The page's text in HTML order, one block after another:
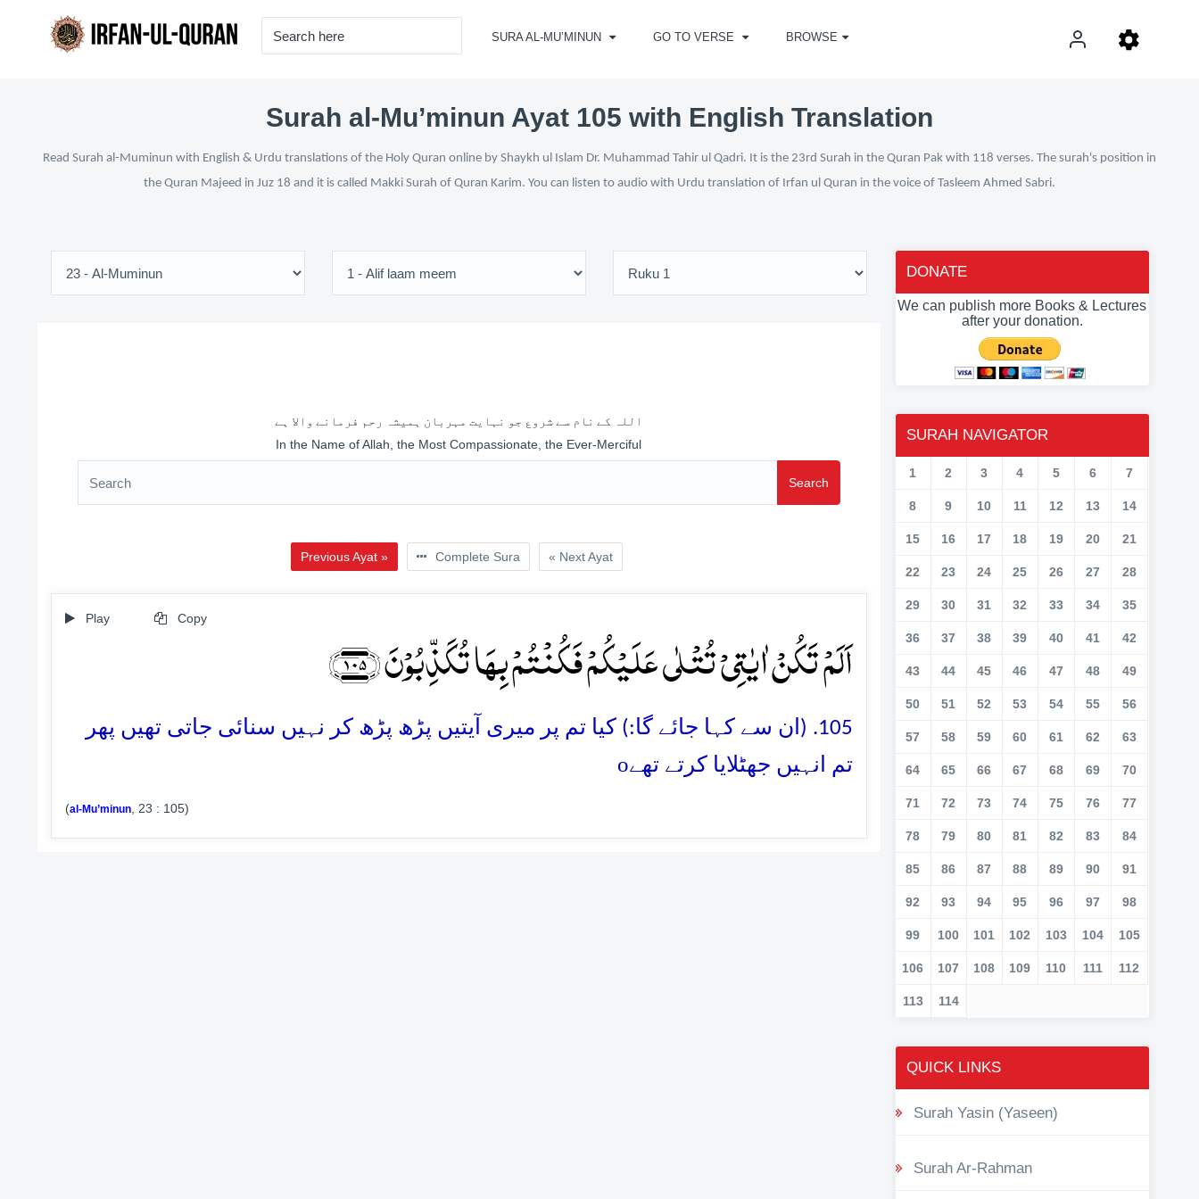
SURA AL-MU’MINUN GO TO VERSE BROWSE
Surah al-Mu’minun Ayat 105 with English Translation
Read Surah al-Muminun with English & Urdu translations of the Holy Quran online by Shaykh ul Islam Dr. Muhammad Tahir ul Qadri. It is the 23rd Surah in the Quran Pak with 118 verses. The surah's position in
the Quran Majeed in Juz 18 and it is called Makki Surah of Quran Karim. You can listen to audio with Urdu translation of Irfan ul Quran in the voice of Tasleem Ahmed Sabri.
اللہ کے نام سے شروع جو نہایت مہربان ہمیشہ رحم فرمانے والا ہے
In the Name of Allah, the Most Compassionate, the Ever-Merciful
Search
Previous Ayat » Complete Sura « Next Ayat
Play Copy
اَلَمۡ تَکُنۡ اٰیٰتِیۡ تُتۡلٰی عَلَیۡکُمۡ فَکُنۡتُمۡ بِہَا تُکَذِّبُوۡنَ ﴿۱۰۵﴾
105. (ان سے کہا جائے گا:) کیا تم پر میری آیتیں پڑھ پڑھ کر نہیں سنائی جاتی تھیں پھر
تم انہیں جھٹلایا کرتے تھےo
(al-Mu’minun, 23 : 105)
DONATE
We can publish more Books & Lectures
after your donation.
SURAH NAVIGATOR
1 2 3 4 5 6 7
8 9 10 11 12 13 14
15 16 17 18 19 20 21
22 23 24 25 26 27 28
29 30 31 32 33 34 35
36 37 38 39 40 41 42
43 44 45 46 47 48 49
50 51 52 53 54 55 56
57 58 59 60 61 62 63
64 65 66 67 68 69 70
71 72 73 74 75 76 77
78 79 80 81 82 83 84
85 86 87 88 89 90 91
92 93 94 95 96 97 98
99 100 101 102 103 104 105
106 107 108 109 110 111 112
113 114
QUICK LINKS
Surah Yasin (Yaseen)
Surah Ar-Rahman